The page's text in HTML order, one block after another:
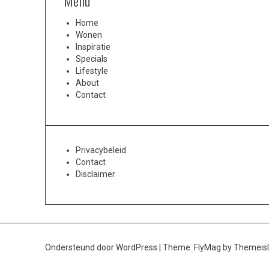
Home
Wonen
Inspiratie
Specials
Lifestyle
About
Contact
Privacybeleid
Contact
Disclaimer
Ondersteund door WordPress Theme: FlyMag by